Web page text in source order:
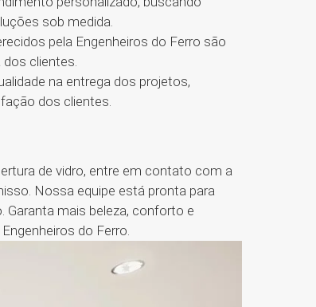
sob medida.
pela Engenheiros do Ferro são
clientes.
na entrega dos projetos,
dos clientes.
de vidro, entre em contato com a
Nossa equipe está pronta para
Garanta mais beleza, conforto e
do Ferro.